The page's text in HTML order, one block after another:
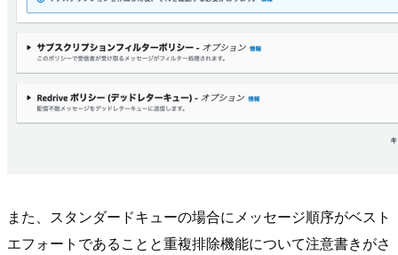
また、スタンダードキューの場合にメッセージ順序がベスト
エフォートであることと重複排除機能について注意書きがさ